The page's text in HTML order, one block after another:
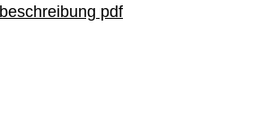
beschreibung pdf